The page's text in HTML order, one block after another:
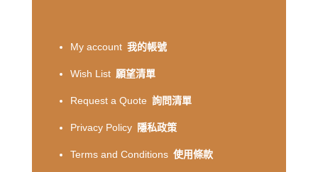
My account 我的帳號
Wish List 願望清單
Request a Quote 詢問清單
Privacy Policy 隱私政策
Terms and Conditions 使用條款